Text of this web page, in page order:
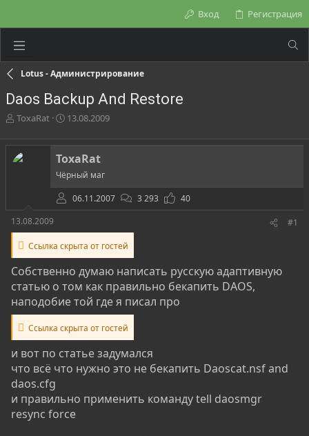
Вход Регистрация
Lotus - Администрирование
Daos Backup And Restore
А
т
о
ы
ToxaRat
Д
т
а
н
а
ч
13.08.2009
ToxaRat
Чёрный маг
06.11.2007
3 293
40
13.08.2009
#1
Ссылка скрыта от гостей
Собственно думаю написать русскую адаптивную
статью о том как правильно бекапить DAOS,
наподобие той где я писал про
Ссылка скрыта от гостей
и вот по статье задумался
что всё что нужно это не бекапить Daoscat.nsf and
daos.cfg
и правильно применить команду tell daosmgr
resync force